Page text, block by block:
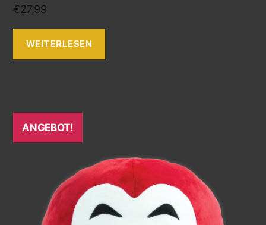
€27,99
WEITERLESEN
ANGEBOT!